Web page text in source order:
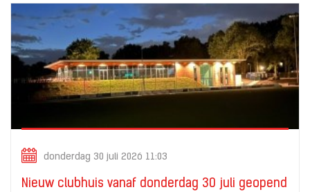
donderdag 30 juli 2026 11:03
Nieuw clubhuis vanaf donderdag 30 juli geopend